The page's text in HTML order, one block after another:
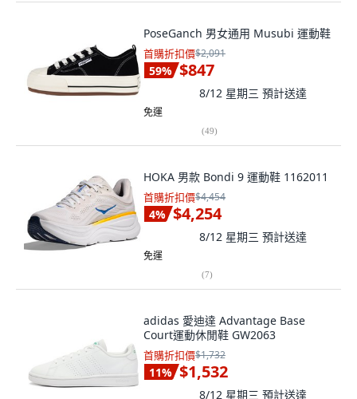
PoseGanch 男女通用 Musubi 運動鞋
首購折扣價$2,091
59% $847
8/12 星期三 預計送達
免運
(49)
HOKA 男款 Bondi 9 運動鞋 1162011
首購折扣價$4,454
4% $4,254
8/12 星期三 預計送達
免運
(7)
adidas 愛迪達 Advantage Base
Court運動休閒鞋 GW2063
首購折扣價$1,732
11% $1,532
8/12 星期三 預計送達